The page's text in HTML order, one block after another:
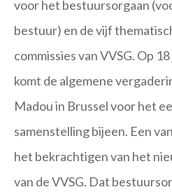
voor het bestuursorgaan
bestuur) en de vijf
commissies van VVSG. Op
komt de algemene
Madou in Brussel voor het
samenstelling bijeen. Een
het bekrachtigen van het
van de VVSG. Dat